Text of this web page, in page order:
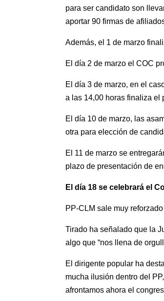
para ser candidato son
aportar 90 firmas de
Además, el 1 de marzo
El día 2 de marzo el COC
El día 3 de marzo, en el
a las 14,00 horas finaliza el
El día 10 de marzo, las
otra para elección de
El 11 de marzo se
plazo de presentación de
El día 18 se celebrará el
PP-CLM sale muy
Tirado ha señalado que la
algo que “nos llena de
El dirigente popular ha
mucha ilusión dentro del
afrontamos ahora el